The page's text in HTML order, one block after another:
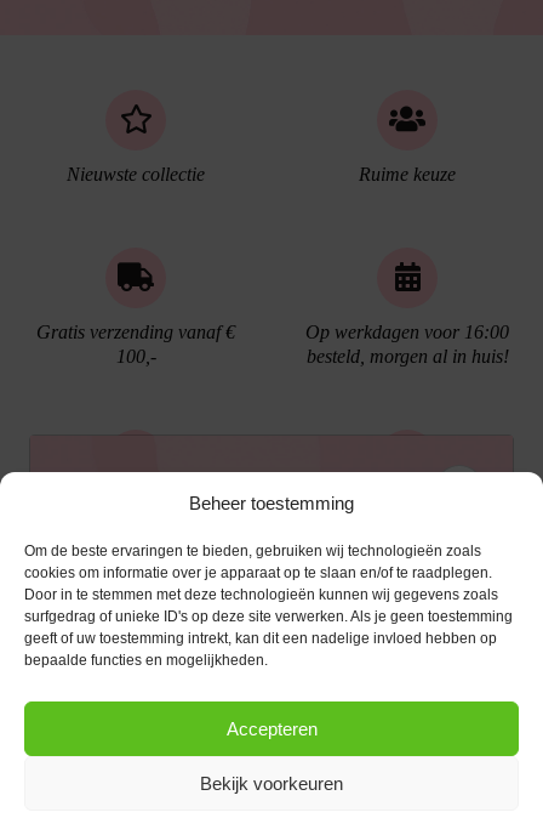
Beheer toestemming
Om de beste ervaringen te bieden, gebruiken wij technologieën zoals
cookies om informatie over je apparaat op te slaan en/of te raadplegen.
Door in te stemmen met deze technologieën kunnen wij gegevens zoals
surfgedrag of unieke ID's op deze site verwerken. Als je geen toestemming
geeft of uw toestemming intrekt, kan dit een nadelige invloed hebben op
bepaalde functies en mogelijkheden.
Accepteren
Bekijk voorkeuren
Nieuwste collectie Ruime keuze
Gratis verzending vanaf €
100,-
Op werkdagen voor 16:00
besteld, morgen al in huis!
Gratis cadeau verpakking
KLANTENSERVICE
Klantenservice
OPENINGSTIJDEN
13:00 - 17:30
Ontvang €10,- korting
Schrijf je in voor de nieuwsbrief en ontvang een
kortingscode van €10,- op je volgende bestelling.
E-mailadres*